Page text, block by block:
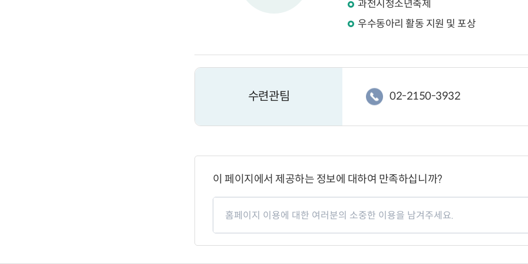
과천시청소년축제
우수동아리 활동 지원 및 포상
수련관팀 02-2150-3932
이
지
만
이 페이지에서 제공하는 정보에 대하여 만족하십니까?
페
만
도